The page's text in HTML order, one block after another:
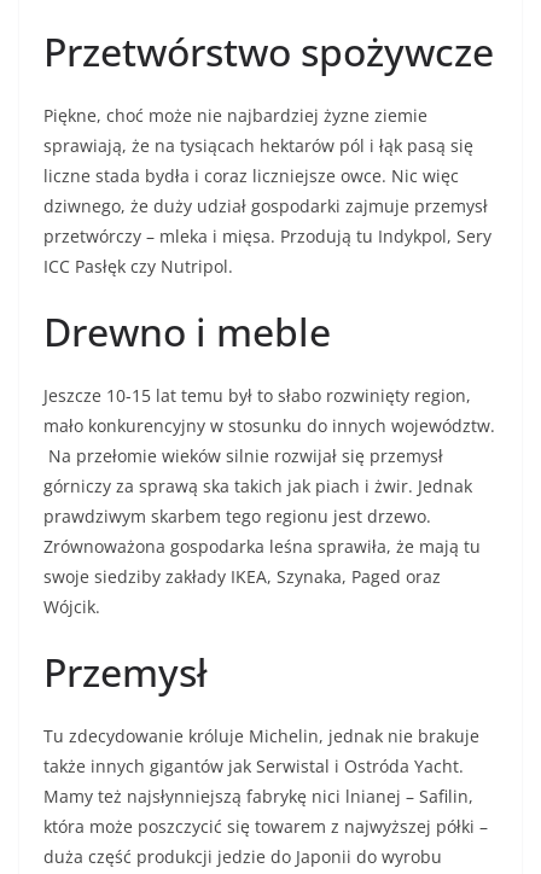
Przetwórstwo spożywcze
Piękne, choć może nie najbardziej żyzne ziemie
sprawiają, że na tysiącach hektarów pól i łąk pasą się
liczne stada bydła i coraz liczniejsze owce. Nic więc
dziwnego, że duży udział gospodarki zajmuje przemysł
przetwórczy – mleka i mięsa. Przodują tu Indykpol, Sery
ICC Pasłęk czy Nutripol.
Drewno i meble
Jeszcze 10-15 lat temu był to słabo rozwinięty region,
mało konkurencyjny w stosunku do innych województw.
Na przełomie wieków silnie rozwijał się przemysł
górniczy za sprawą ska takich jak piach i żwir. Jednak
prawdziwym skarbem tego regionu jest drzewo.
Zrównoważona gospodarka leśna sprawiła, że mają tu
swoje siedziby zakłady IKEA, Szynaka, Paged oraz
Wójcik.
Przemysł
Tu zdecydowanie króluje Michelin, jednak nie brakuje
także innych gigantów jak Serwistal i Ostróda Yacht.
Mamy też najsłynniejszą fabrykę nici lnianej – Safilin,
która może poszczycić się towarem z najwyższej półki –
duża część produkcji jedzie do Japonii do wyrobu